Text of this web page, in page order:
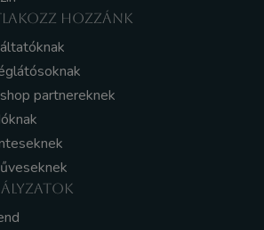
HOZZÁNK
partnereknek